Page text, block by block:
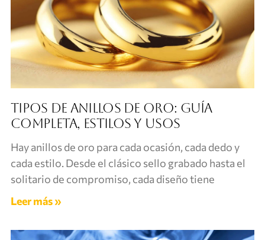
Tipos de anillos de oro: guía
completa, estilos y usos
Hay anillos de oro para cada ocasión, cada dedo y
cada estilo. Desde el clásico sello grabado hasta el
solitario de compromiso, cada diseño tiene
Leer más »